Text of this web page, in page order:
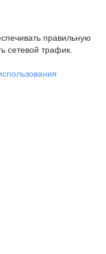
правильную
сетевой трафик.